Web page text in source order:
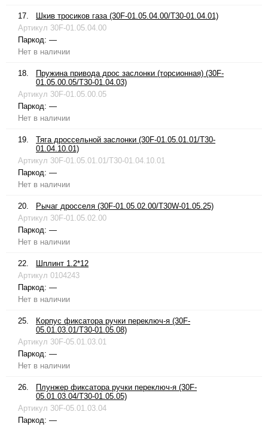
17.
Шкив тросиков газа (30F-01.05.04.00/T30-01.04.01)
Артикул 30F-01.05.04.00
Паркод: —
Нет в наличии
18.
Пружина привода дрос заслонки (торсионная) (30F-
01.05.00.05/T30-01.04.03)
Артикул 30F-01.05.00.05
Паркод: —
Нет в наличии
19.
Тяга дроссельной заслонки (30F-01.05.01.01/T30-
01.04.10.01)
Артикул 30F-01.05.01.01/T30-01.04.10.01
Паркод: —
Нет в наличии
20.
Рычаг дросселя (30F-01.05.02.00/T30W-01.05.25)
Артикул 30F-01.05.02.00
Паркод: —
Нет в наличии
22.
Шплинт 1.2*12
Артикул 0104243
Паркод: —
Нет в наличии
25.
Корпус фиксатора ручки переключ-я (30F-
05.01.03.01/T30-01.05.08)
Артикул 30F-05.01.03.01
Паркод: —
Нет в наличии
26.
Плунжер фиксатора ручки переключ-я (30F-
05.01.03.04/T30-01.05.05)
Артикул 30F-05.01.03.04
Паркод: —